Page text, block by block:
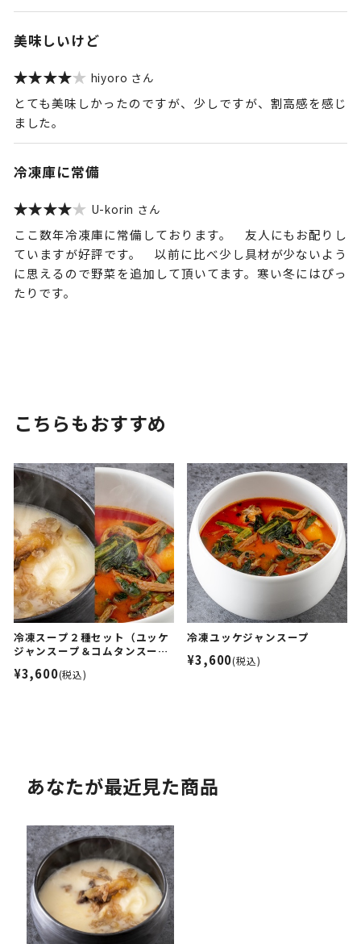
美味しいけど
hiyoro
とても美味しかったのですが、少しですが、割高感を感じ
ました。
冷凍庫に常備
U-korin
ここ数年冷凍庫に常備しております。 友人にもお配りし
ていますが好評です。 以前に比べ少し具材が少ないよう
に思えるので野菜を追加して頂いてます。寒い冬にはぴっ
たりです。
こちらもおすすめ
冷凍スープ２種セット（ユッケ
ジャンスープ＆コムタンスー
¥3,600(税込)
冷凍ユッケジャンスープ
¥3,600(税込)
あなたが最近見た商品